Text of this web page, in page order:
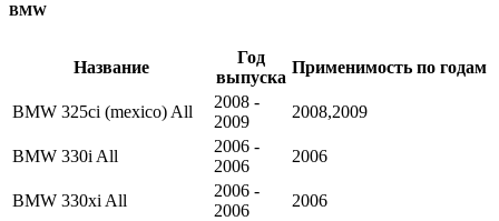
BMW
Название
Год
выпуска
Применимость по годам
BMW 325ci (mexico) All
2008 -
2009
2008,2009
BMW 330i All
2006 -
2006
2006
BMW 330xi All
2006 -
2006
2006